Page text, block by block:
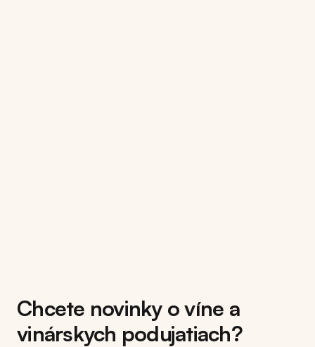
Chcete novinky o víne a
vinárskych podujatiach?